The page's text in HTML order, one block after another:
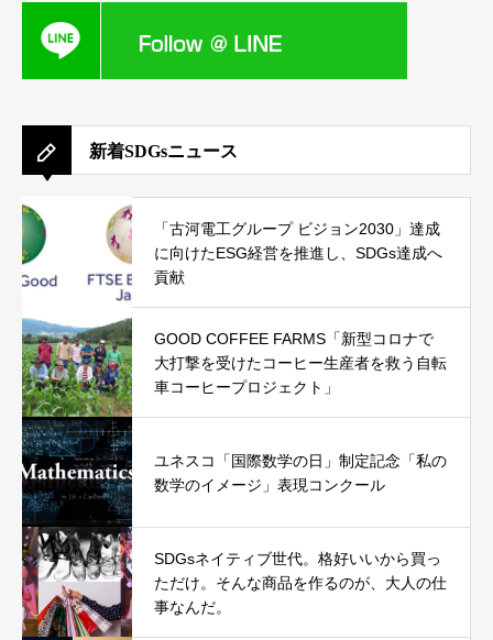
新着SDGsニュース
「古河電工グループ ビジョン2030」達成
に向けたESG経営を推進し、SDGs達成へ
貢献
GOOD COFFEE FARMS「新型コロナで
大打撃を受けたコーヒー生産者を救う自転
車コーヒープロジェクト」
ユネスコ「国際数学の日」制定記念「私の
数学のイメージ」表現コンクール
SDGsネイティブ世代。格好いいから買っ
ただけ。そんな商品を作るのが、大人の仕
事なんだ。